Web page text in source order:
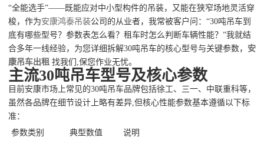
“全能选手”——既能应对中小型构件的吊装，又能在狭窄场地灵活穿
梭，作为安康鸿泰吊装公司的从业者，我常被客户问：“30吨吊车到
底有哪些型号？参数表怎么看？租车时怎么判断车辆性能？”我就结
合多年一线经验，为您详细拆解30吨吊车的核心型号与关键参数， 安
康吊车出租 找我们,保您作业无忧。
主流30吨吊车型号及核心参数
目前安康市场上常见的30吨吊车品牌包括徐工、三一、中联重科等，
虽然各品牌在细节设计上略有差异,但核心性能参数基本遵循以下标
准：
参数类别
典型数值 说明